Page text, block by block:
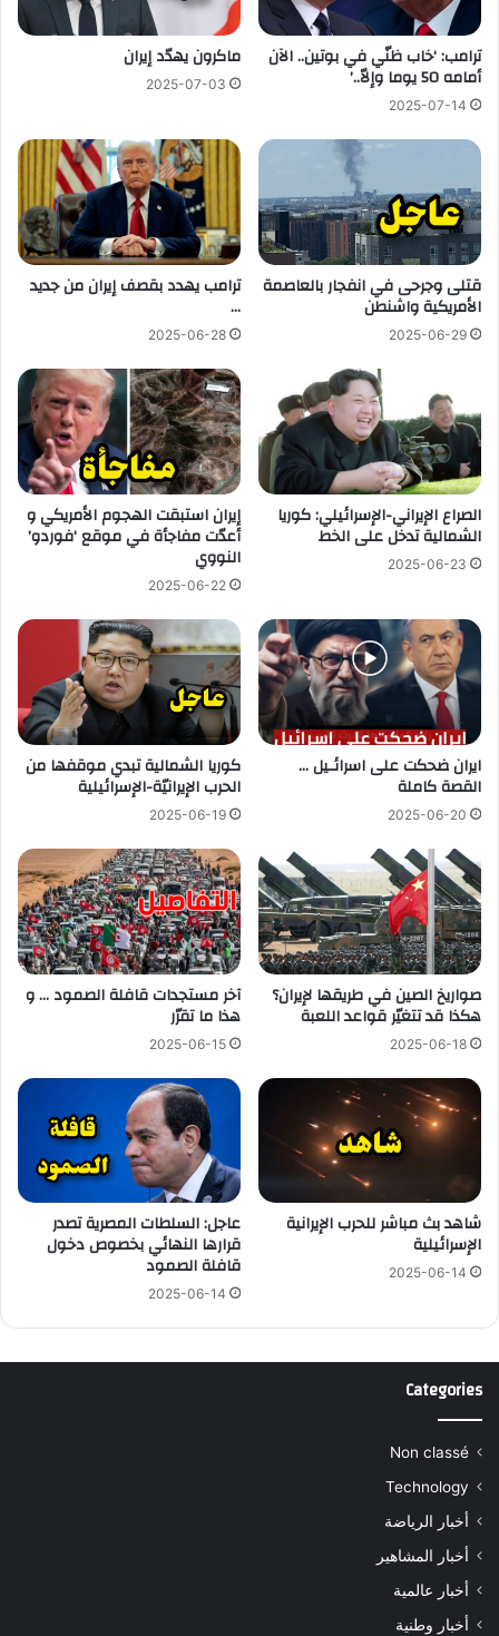
ترامب: ‘خاب ظنّي في بوتين.. الآن
أمامه 50 يوما وإلاّ..’
2025-07-14
ماكرون يهدّد إيران
2025-07-03
قتلى وجرحى في انفجار بالعاصمة
الأمريكية واشنطن
2025-06-29
ترامب يهدد بقصف إيران من جديد
…
2025-06-28
الصراع الإيراني-الإسرائيلي: كوريا
الشمالية تدخل على الخط
2025-06-23
إيران استبقت الهجوم الأمريكي و
أعدّت مفاجأة في موقع ‘فوردو’
النووي
2025-06-22
ايران ضحكت على اسرائـيل …
القصة كاملة
2025-06-20
كوريا الشمالية تبدي موقفها من
الحرب الإيرانيّة-الإسرائيلية
2025-06-19
صواريخ الصين في طريقها لإيران؟
هكذا قد تتغيّر قواعد اللعبة
2025-06-18
آخر مستجدات قافلة الصمود … و
هذا ما تقرّر
2025-06-15
شاهد بث مباشر للحرب الإيرانية
الإسرائيلية
2025-06-14
عاجل: السلطات المصرية تصدر
قرارها النهائي بخصوص دخول
قافلة الصمود
2025-06-14
Categories
Non classé
Technology
أخبار الرياضة
أخبار المشاهير
أخبار عالمية
أخبار وطنية